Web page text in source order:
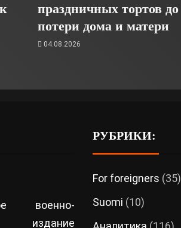
праздничных тортов до
потери дома и матери
04.08.2026
военно-
издание
РУБРИКИ:
For foreigners (35)
Suomi (10)